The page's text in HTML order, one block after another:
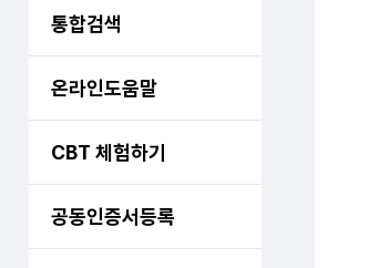
통합검색
온라인도움말
CBT 체험하기
공동인증서등록